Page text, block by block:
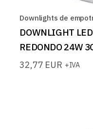
Downlights de
DOWNLIGHT
REDONDO 24W
32,77 EUR +IVA